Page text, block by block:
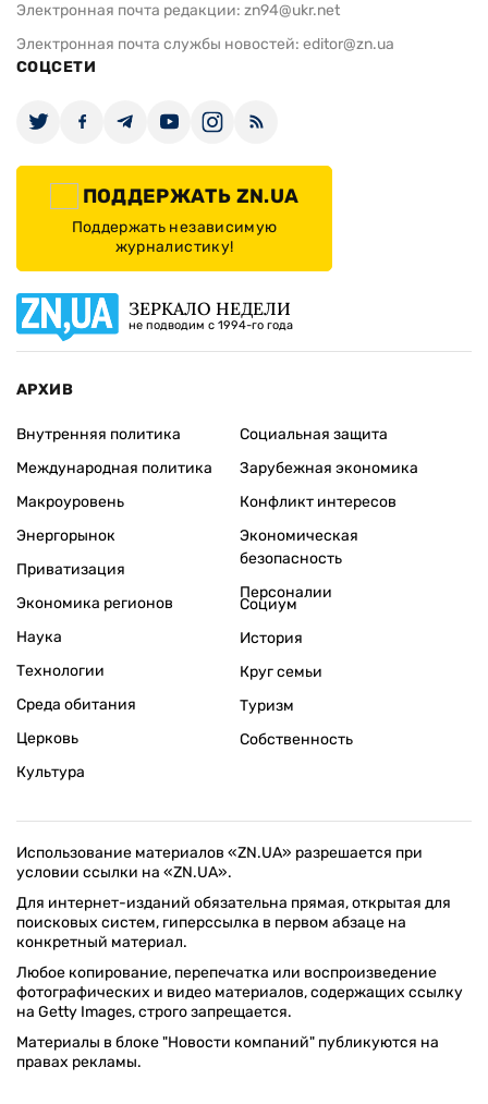
Электронная почта редакции: zn94@ukr.net
Электронная почта службы новостей: editor@zn.ua
СОЦСЕТИ
ПОДДЕРЖАТЬ ZN.UA
Поддержать независимую
журналистику!
ЗЕРКАЛО НЕДЕЛИ
не подводим с 1994-го года
АРХИВ
Внутренняя политика
Международная политика
Макроуровень
Энергорынок
Приватизация
Экономика регионов
Социальная защита
Зарубежная экономика
Конфликт интересов
Экономическая
безопасность
Персоналии
Наука
Технологии
Среда обитания
Церковь
Культура
Социум
История
Круг семьи
Туризм
Собственность
Использование материалов «ZN.UA» разрешается при
условии ссылки на «ZN.UA».
Для интернет-изданий обязательна прямая, открытая для
поисковых систем, гиперссылка в первом абзаце на
конкретный материал.
Любое копирование, перепечатка или воспроизведение
фотографических и видео материалов, содержащих ссылку
на Getty Images, строго запрещается.
Материалы в блоке "Новости компаний" публикуются на
правах рекламы.